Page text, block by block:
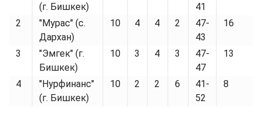
(г. Бишкек)
41
2
"Мурас" (с.
Дархан)
10 4 4 2
47-
43
16
3
"Эмгек" (г.
Бишкек)
10 3 4 3
47-
47
13
4
"Нурфинанс"
(г. Бишкек)
10 2 2 6
41-
52
8